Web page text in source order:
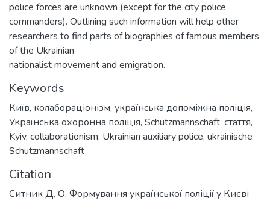
police forces are unknown (except for the city police
commanders). Outlining such information will help other
researchers to find parts of biographies of famous members
of the Ukrainian
nationalist movement and emigration.
Keywords
Київ, колабораціонізм, українська допоміжна поліція,
Українська охоронна поліція, Schutzmannschaft, стаття,
Kyiv, collaborationism, Ukrainian auxiliary police, ukrainische
Schutzmannschaft
Citation
Ситник Д. О. Формування української поліції у Києві